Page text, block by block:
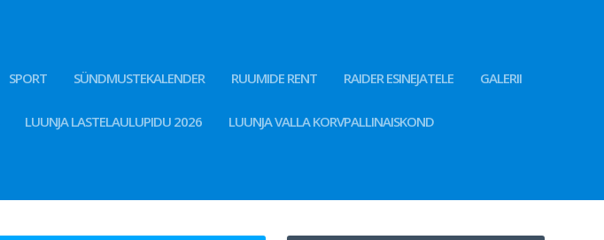
SPORT SÜNDMUSTEKALENDER RUUMIDE RENT RAIDER ESINEJATELE GALERII
LUUNJA LASTELAULUPIDU 2026 LUUNJA VALLA KORVPALLINAISKOND